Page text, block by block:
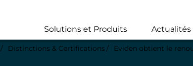
Solutions et Produits Actualités
Distinctions & Certifications Eviden obtient le